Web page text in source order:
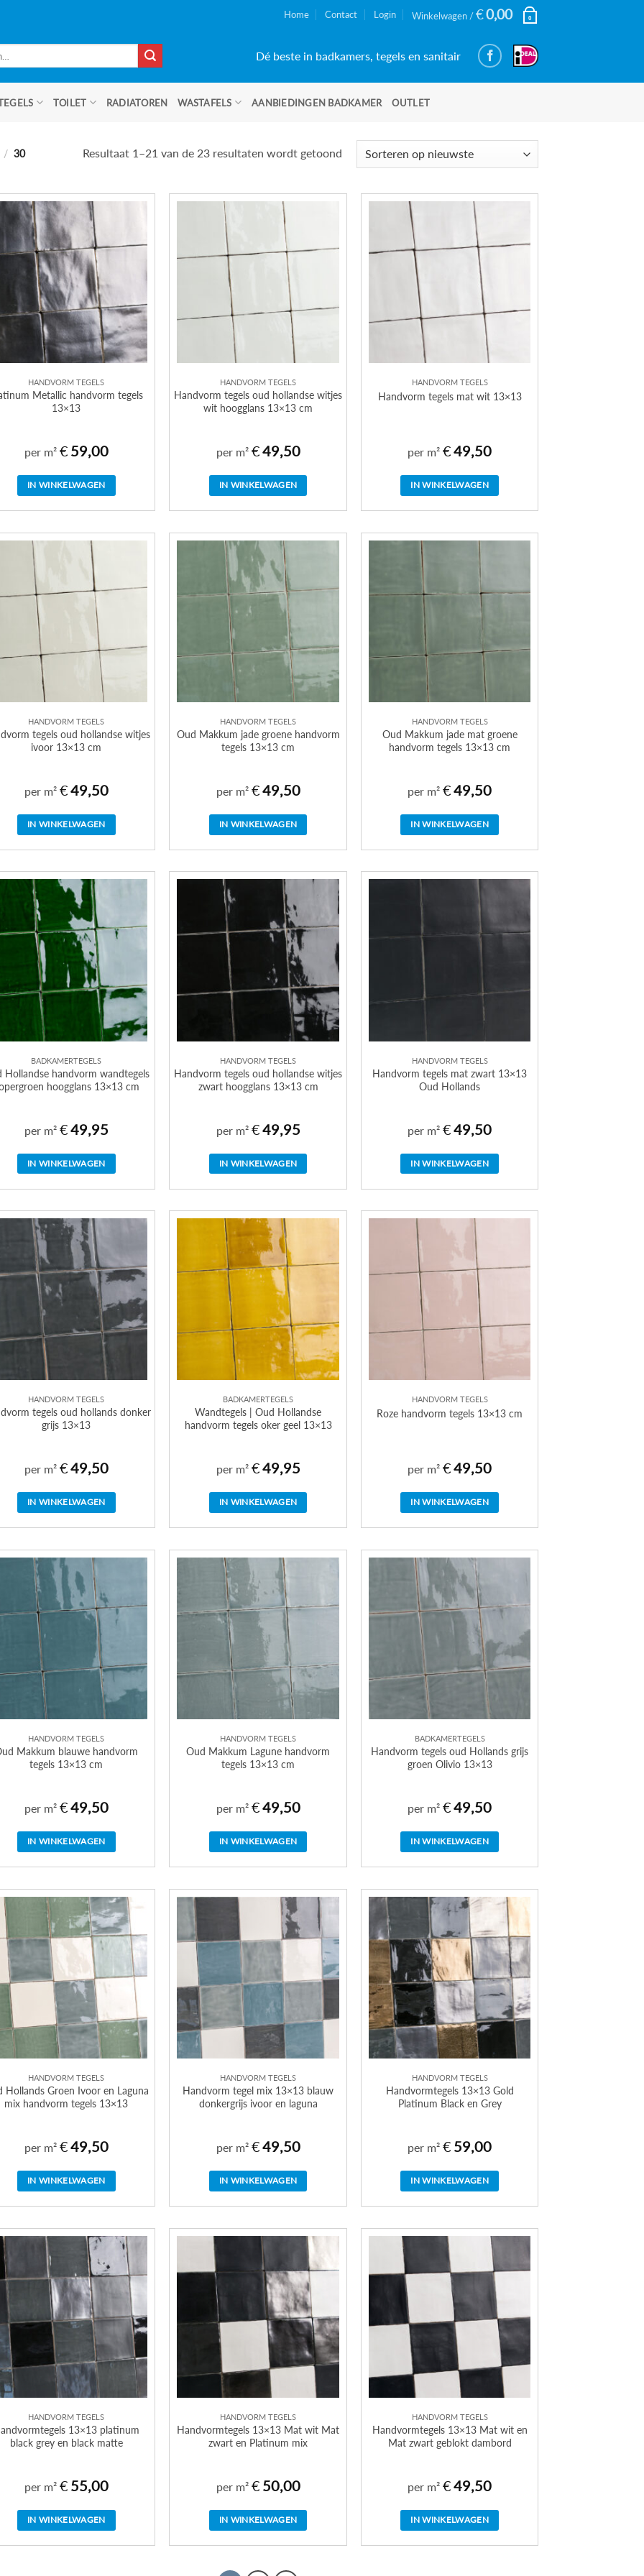
Home Contact Login Winkelwagen /€0,00 0
Dé beste in badkamers, tegels en sanitair
TOILET RADIATOREN WASTAFELS AANBIEDINGEN BADKAMER OUTLET
/ 30 Resultaat 1–21 van de 23 resultaten wordt getoondGesorteerd
HANDVORM TEGELS
Metallic handvorm tegels
13×13
per m² € 59,00
IN WINKELWAGEN
HANDVORM TEGELS
Handvorm tegels oud hollandse witjes
wit hoogglans 13×13 cm
per m² €49,50
IN WINKELWAGEN
HANDVORM TEGELS
Handvorm tegels mat wit 13×13
per m²€49,50
IN WINKELWAGEN
HANDVORM TEGELS
tegels oud hollandse witjes
ivoor 13×13 cm
per m² €49,50
IN WINKELWAGEN
HANDVORM TEGELS
Oud Makkum jade groene handvorm
tegels 13×13 cm
per m² €49,50
IN WINKELWAGEN
HANDVORM TEGELS
Oud Makkum jade mat groene
handvorm tegels 13×13 cm
per m²€49,50
IN WINKELWAGEN
BADKAMERTEGELS
Hollandse handvorm wandtegels
hoogglans 13×13 cm
per m² €49,95
IN WINKELWAGEN
HANDVORM TEGELS
Handvorm tegels oud hollandse witjes
zwart hoogglans 13×13 cm
per m² €49,95
IN WINKELWAGEN
HANDVORM TEGELS
Handvorm tegels mat zwart 13×13
Oud Hollands
per m²€49,50
IN WINKELWAGEN
HANDVORM TEGELS
tegels oud hollands donker
grijs 13×13
per m² €49,50
IN WINKELWAGEN
BADKAMERTEGELS
Wandtegels | Oud Hollandse
handvorm tegels oker geel 13×13
per m² €49,95
IN WINKELWAGEN
HANDVORM TEGELS
Roze handvorm tegels 13×13 cm
per m²€49,50
IN WINKELWAGEN
HANDVORM TEGELS
Makkum blauwe handvorm
tegels 13×13 cm
per m² €49,50
IN WINKELWAGEN
HANDVORM TEGELS
Oud Makkum Lagune handvorm
tegels 13×13 cm
per m² €49,50
IN WINKELWAGEN
BADKAMERTEGELS
Handvorm tegels oud Hollands grijs
groen Olivio 13×13
per m²€49,50
IN WINKELWAGEN
HANDVORM TEGELS
Hollands Groen Ivoor en Laguna
mix handvorm tegels 13×13
per m² €49,50
IN WINKELWAGEN
HANDVORM TEGELS
Handvorm tegel mix 13×13 blauw
donkergrijs ivoor en laguna
per m² €49,50
IN WINKELWAGEN
HANDVORM TEGELS
Handvormtegels 13×13 Gold
Platinum Black en Grey
per m²€ 59,00
IN WINKELWAGEN
HANDVORM TEGELS
13×13 platinum
black grey en black matte
per m² € 55,00
IN WINKELWAGEN
HANDVORM TEGELS
Handvormtegels 13×13 Mat wit Mat
zwart en Platinum mix
per m² € 50,00
IN WINKELWAGEN
HANDVORM TEGELS
Handvormtegels 13×13 Mat wit en
Mat zwart geblokt dambord
per m²€49,50
IN WINKELWAGEN